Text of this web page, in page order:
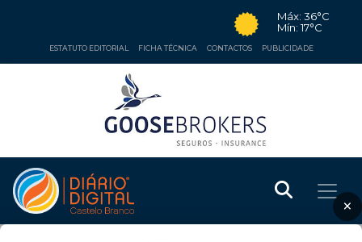
Máx: 36°C
Mín: 17°C
ESTATUTO EDITORIAL FICHA TÉCNICA CONTACTOS PUBLICIDADE
×